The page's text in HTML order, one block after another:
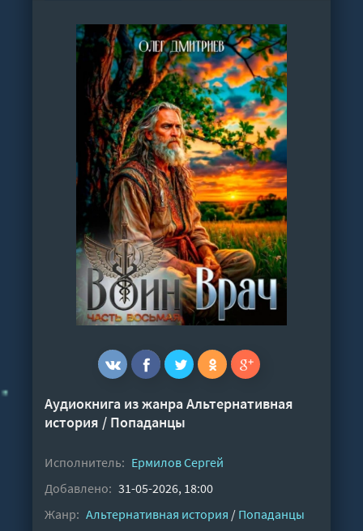
АУДИОКНИГЕ
Аудиокнига из жанраАльтернативная
история / Попаданцы
Исполнитель: Ермилов Сергей
Добавлено: 31-05-2026, 18:00
Жанр: Альтернативная история / Попаданцы